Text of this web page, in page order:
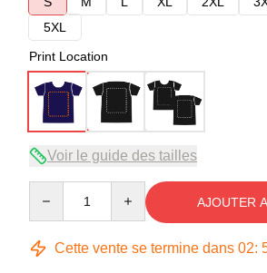
5XL
Print Location
Voir le guide des tailles
AJOUTER
Cette vente se termine dans 02: